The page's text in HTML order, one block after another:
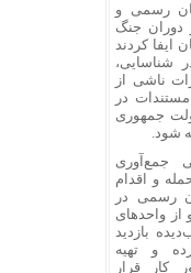
رسمی و
دوران جنگ
کردند
شناسایی،
ناشی از
در
جمهوری
شود.
جمع‌آوری
و اقدام
رسمی در
از واحد‌های
بازدید
و تهیه
کار قرار